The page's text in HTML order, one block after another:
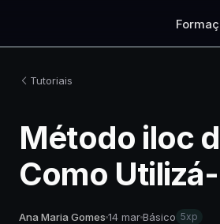
Tutoriais
Método iloc
Como
Ana Maria Gomes 14 marBásico 5xp